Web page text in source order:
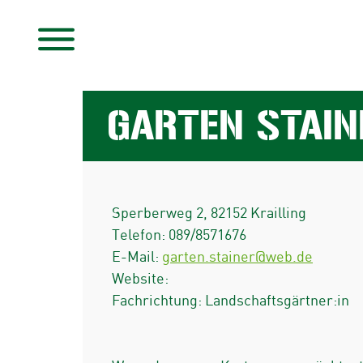
GARTEN
Sperberweg 2 82152 Krailling
Telefon: 089/8571676
E-Mail: garten.stainer@web.de
Website:
Fachrichtung: Landschaftsgärtner:in